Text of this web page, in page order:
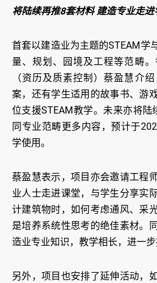
将陆续再推8套材料 建造专业走
首套以建造业为主题的STEAM学
量、规划、园境及工程等范畴
（资历及质素控制）蔡盈慧介
案，还有学生适用的故事书、游
位支援STEAM教学。未来亦将
同专业范畴更多内容，预计于
学使用。
蔡盈慧表示，项目亦会邀请工程
业人士走进课堂，与学生分享实
计建筑物时，如何考虑通风、采
是培养系统性思考的绝佳素材。
造业专业知识，教学相长，进一步
另外，项目也安排了延伸活动，